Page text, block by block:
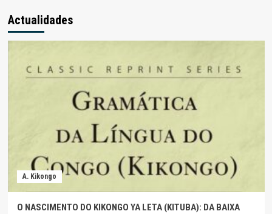
Actualidades
A. Kikongo
O NASCIMENTO DO KIKONGO YA LETA (KITUBA): DA BAIXA